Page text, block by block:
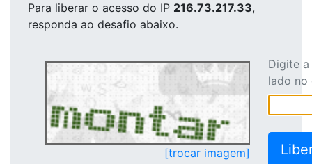
Para liberar o acesso do IP 216.73.217.33,
responda ao desafio abaixo.
[trocar imagem]
Digite
lado no